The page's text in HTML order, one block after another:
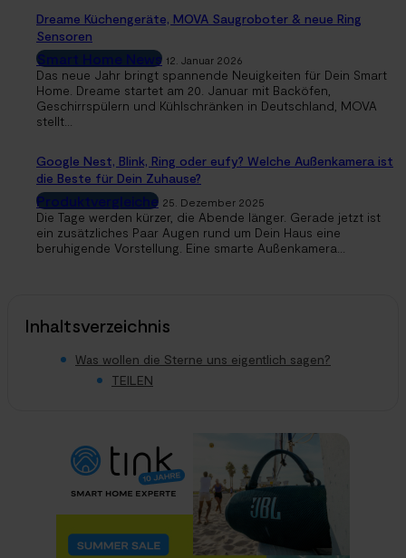
Dreame Küchengeräte, MOVA Saugroboter & neue Ring
Sensoren
Smart Home News 12. Januar 2026
Das neue Jahr bringt spannende Neuigkeiten für Dein Smart
Home. Dreame startet am 20. Januar mit Backöfen,
Geschirrspülern und Kühlschränken in Deutschland, MOVA
stellt...
Google Nest, Blink, Ring oder eufy? Welche Außenkamera ist
die Beste für Dein Zuhause?
Produktvergleiche 25. Dezember 2025
Die Tage werden kürzer, die Abende länger. Gerade jetzt ist
ein zusätzliches Paar Augen rund um Dein Haus eine
beruhigende Vorstellung. Eine smarte Außenkamera...
Inhaltsverzeichnis
Was wollen die Sterne uns eigentlich sagen?
TEILEN